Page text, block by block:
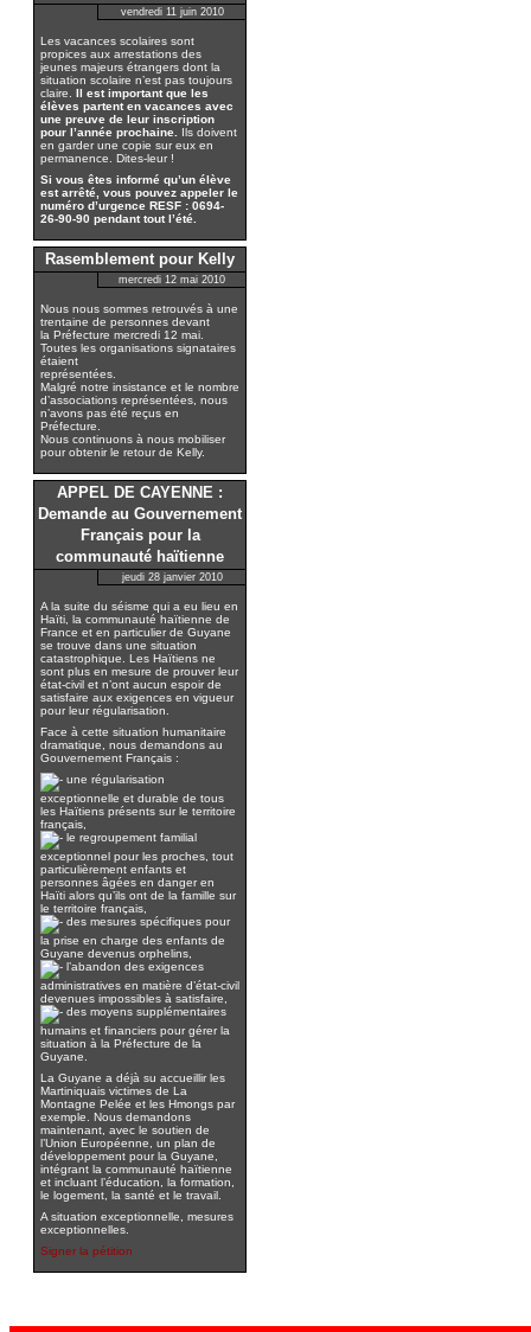
vendredi 11 juin 2010
Les vacances scolaires sont
propices aux arrestations des
jeunes majeurs étrangers dont la
situation scolaire n’est pas toujours
claire. Il est important que les
élèves partent en vacances avec
une preuve de leur inscription
pour l’année prochaine.
Ils doivent
en garder une copie sur eux en
permanence. Dites-leur !
Si vous êtes informé qu’un élève
est arrêté, vous pouvez appeler le
numéro d’urgence RESF : 0694-
26-90-90 pendant tout l’été.
Rasemblement pour Kelly
mercredi 12 mai 2010
Nous nous sommes retrouvés à une
trentaine de personnes devant
la Préfecture mercredi 12 mai.
Toutes les organisations signataires
étaient
représentées.
Malgré notre insistance et le nombre
d’associations représentées, nous
n’avons pas été reçus en
Préfecture.
Nous continuons à nous mobiliser
pour obtenir le retour de Kelly.
APPEL DE CAYENNE :
Demande au Gouvernement
Français pour la
communauté haïtienne
jeudi 28 janvier 2010
A la suite du séisme qui a eu lieu en
Haïti, la communauté haïtienne de
France et en particulier de Guyane
se trouve dans une situation
catastrophique. Les Haïtiens ne
sont plus en mesure de prouver leur
état-civil et n’ont aucun espoir de
satisfaire aux exigences en vigueur
pour leur régularisation.
Face à cette situation humanitaire
dramatique, nous demandons au
Gouvernement Français :
une régularisation
exceptionnelle et durable de tous
les Haïtiens présents sur le territoire
français,
le regroupement familial
exceptionnel pour les proches, tout
particulièrement enfants et
personnes âgées en danger en
Haïti alors qu’ils ont de la famille sur
le territoire français,
des mesures spécifiques pour
la prise en charge des enfants de
Guyane devenus orphelins,
l’abandon des exigences
administratives en matière d’état-civil
devenues impossibles à satisfaire,
des moyens supplémentaires
humains et financiers pour gérer la
situation à la Préfecture de la
Guyane.
La Guyane a déjà su accueillir les
Martiniquais victimes de La
Montagne Pelée et les Hmongs par
exemple. Nous demandons
maintenant, avec le soutien de
l’Union Européenne, un plan de
développement pour la Guyane,
intégrant la communauté haïtienne
et incluant l’éducation, la formation,
le logement, la santé et le travail.
A situation exceptionnelle, mesures
exceptionnelles.
Signer la pétition